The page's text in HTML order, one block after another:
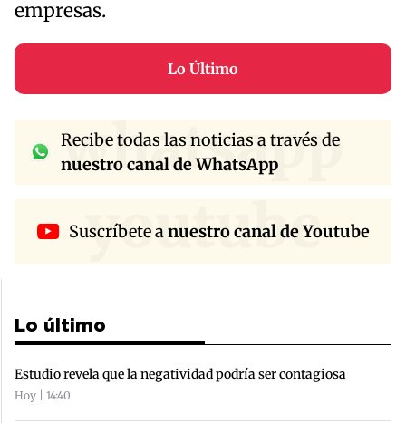
empresas.
Lo Último
whatsapp
Recibe todas las noticias a través de
nuestro canal de WhatsApp
youtube
Suscríbete anuestro canal de Youtube
Lo último
Estudio revela que la negatividad podría ser contagiosa
Hoy | 14:40